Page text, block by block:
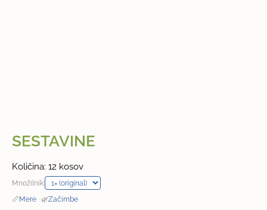
SESTAVINE
Količina: 12 kosov
Množilnik:
📏Mere · 🌿Začimbe